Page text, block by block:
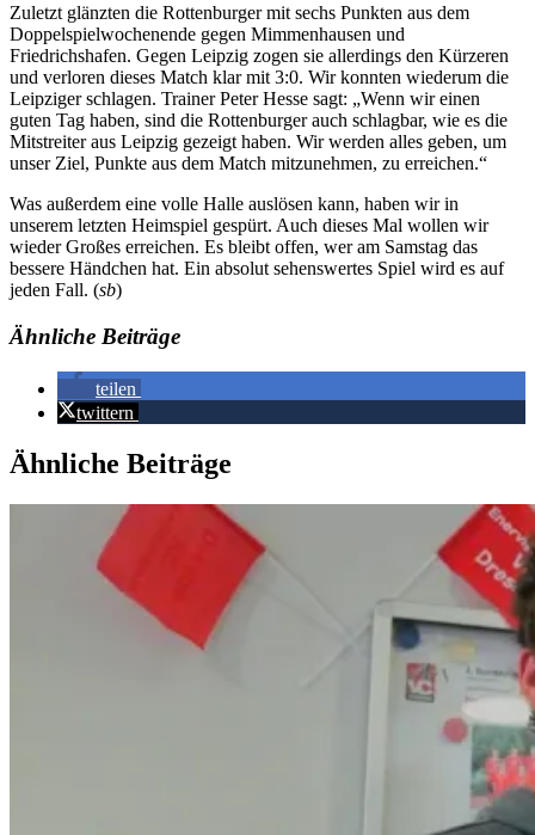
Zuletzt glänzten die Rottenburger mit sechs Punkten aus dem
Doppelspielwochenende gegen Mimmenhausen und
Friedrichshafen. Gegen Leipzig zogen sie allerdings den Kürzeren
und verloren dieses Match klar mit 3:0. Wir konnten wiederum die
Leipziger schlagen. Trainer Peter Hesse sagt: „Wenn wir einen
guten Tag haben, sind die Rottenburger auch schlagbar, wie es die
Mitstreiter aus Leipzig gezeigt haben. Wir werden alles geben, um
unser Ziel, Punkte aus dem Match mitzunehmen, zu erreichen.“
Was außerdem eine volle Halle auslösen kann, haben wir in
unserem letzten Heimspiel gespürt. Auch dieses Mal wollen wir
wieder Großes erreichen. Es bleibt offen, wer am Samstag das
bessere Händchen hat. Ein absolut sehenswertes Spiel wird es auf
jeden Fall. (sb)
Ähnliche Beiträge
teilen
twittern
Ähnliche Beiträge